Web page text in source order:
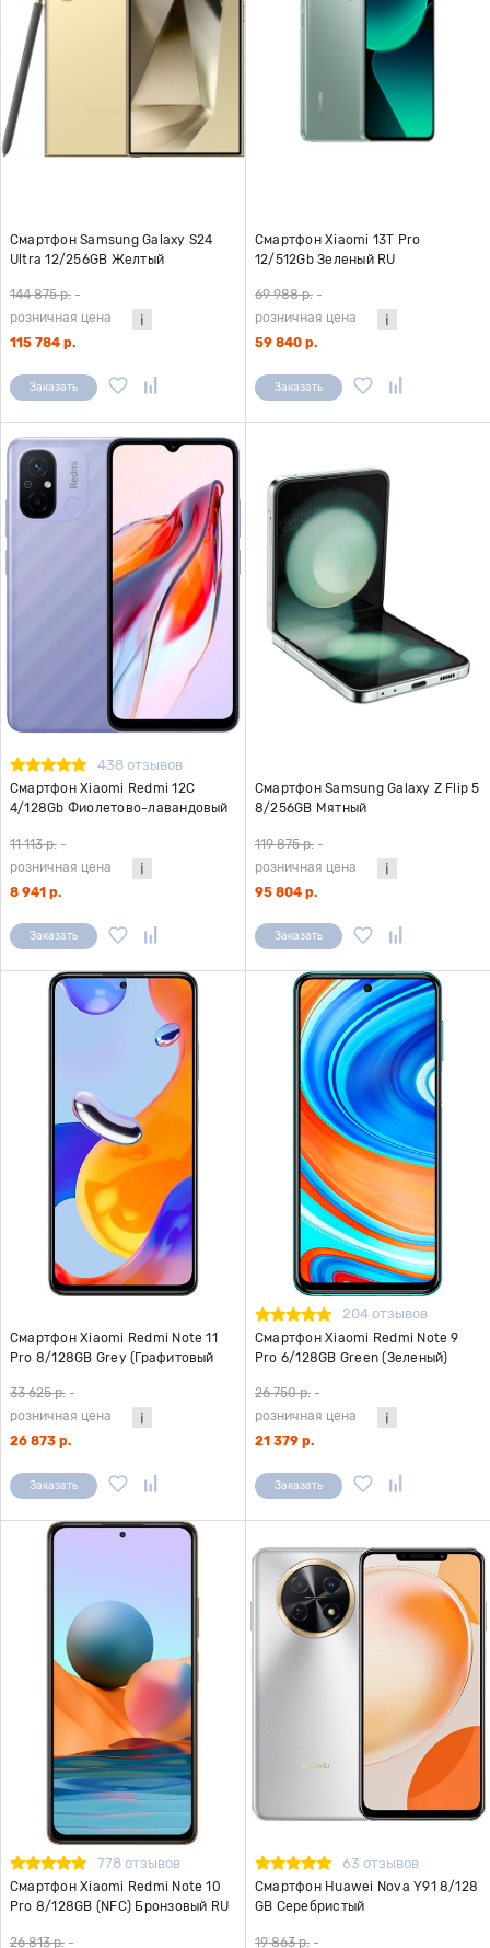
Смартфон Samsung Galaxy S24
Ultra 12/256GB Желтый
144 875 р. -
розничная цена
115 784 р.
Заказать
Смартфон Xiaomi 13T Pro
12/512Gb Зеленый RU
69 988 р. -
розничная цена
59 840 р.
Заказать
438 отзывов
Смартфон Xiaomi Redmi 12C
4/128Gb Фиолетово-лавандовый
11 113 р. -
розничная цена
8 941 р.
Заказать
Смартфон Samsung Galaxy Z Flip 5
8/256GB Мятный
119 875 р. -
розничная цена
95 804 р.
Заказать
Смартфон Xiaomi Redmi Note 11
Pro 8/128GB Grey (Графитовый
33 625 р. -
розничная цена
26 873 р.
Заказать
204 отзывов
Смартфон Xiaomi Redmi Note 9
Pro 6/128GB Green (Зеленый)
26 750 р. -
розничная цена
21 379 р.
Заказать
778 отзывов
Смартфон Xiaomi Redmi Note 10
Pro 8/128GB (NFC) Бронзовый RU
26 813 р. -
63 отзывов
Смартфон Huawei Nova Y91 8/128
GB Серебристый
19 863 р. -